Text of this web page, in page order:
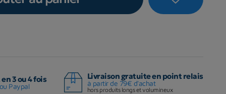
3 ou 4 fois
Paypal
Livraison gratuite en point relais
à partir de 79€ d'achat
hors produits longs et volumineux